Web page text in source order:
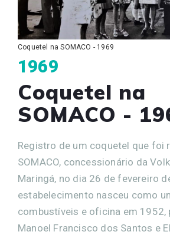
Coquetel na SOMACO - 1969
1969
Coquetel na
SOMACO -
Registro de um coquetel que foi
SOMACO, concessionário da
Maringá, no dia 26 de fevereiro
estabelecimento nasceu como
combustíveis e oficina em 1952,
Manoel Francisco dos Santos e